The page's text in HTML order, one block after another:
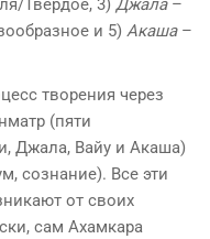
Твёрдое, 3) Джала–
и 5) Акаша–
творения через
(пяти
Джала, Вайу и Акаша)
сознание). Все эти
от своих
сам Ахамкара